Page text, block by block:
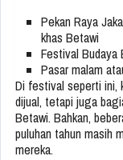
Pekan Raya
khas Betawi
Festival Budaya
Pasar malam
Di festival seperti ini,
dijual, tetapi juga
Betawi. Bahkan,
puluhan tahun masih
mereka.